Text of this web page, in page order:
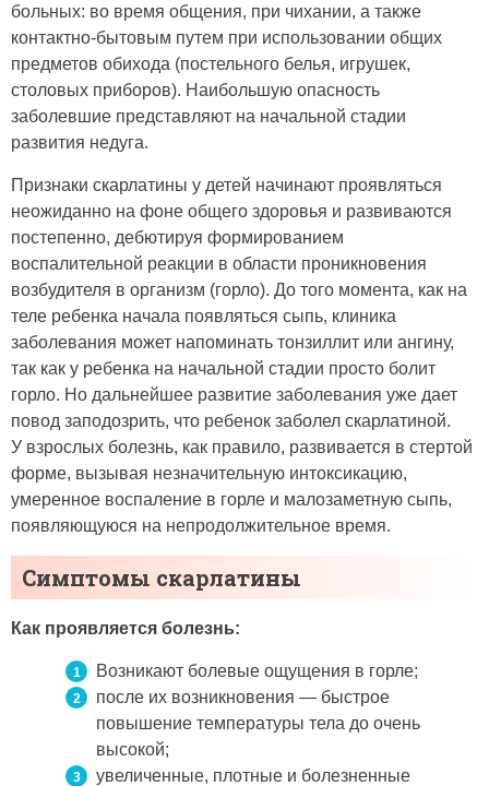
больных: во время общения, при чихании, а также
контактно-бытовым путем при использовании общих
предметов обихода (постельного белья, игрушек,
столовых приборов). Наибольшую опасность
заболевшие представляют на начальной стадии
развития недуга.
Признаки скарлатины у детей начинают проявляться
неожиданно на фоне общего здоровья и развиваются
постепенно, дебютируя формированием
воспалительной реакции в области проникновения
возбудителя в организм (горло). До того момента, как на
теле ребенка начала появляться сыпь, клиника
заболевания может напоминать тонзиллит или ангину,
так как у ребенка на начальной стадии просто болит
горло. Но дальнейшее развитие заболевания уже дает
повод заподозрить, что ребенок заболел скарлатиной.
У взрослых болезнь, как правило, развивается в стертой
форме, вызывая незначительную интоксикацию,
умеренное воспаление в горле и малозаметную сыпь,
появляющуюся на непродолжительное время.
Симптомы скарлатины
Как проявляется болезнь:
Возникают болевые ощущения в горле;
после их возникновения — быстрое
повышение температуры тела до очень
высокой;
увеличенные, плотные и болезненные